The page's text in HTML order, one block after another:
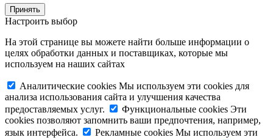
Принять
Настроить выбор
На этой странице вы можете найти больше информации о
целях обработки данных и поставщиках, которые мы
используем на наших сайтах
Аналитические cookies Мы используем эти cookies для
анализа использования сайта и улучшения качества
предоставляемых услуг.
Функциональные cookies Эти
cookies позволяют запомнить ваши предпочтения, например,
язык интерфейса.
Рекламные cookies Мы используем эти